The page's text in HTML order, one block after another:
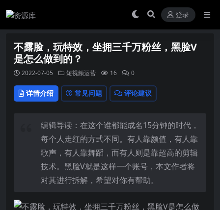
登录
不露脸，玩特效，坐拥三千万粉丝，黑脸V
是怎么做到的？
2022-07-05 短视频运营 16 0
详情介绍 常见问题 评论建议
编辑导读：在这个谁都能成名15分钟的时代，
每个人走红的方式不同。有人靠颜值，有人靠
歌声，有人靠舞蹈，而有人则是靠超高的剪辑
技术。黑脸V就是这样一个账号，本文作者将
对其进行拆解，希望对你有帮助。